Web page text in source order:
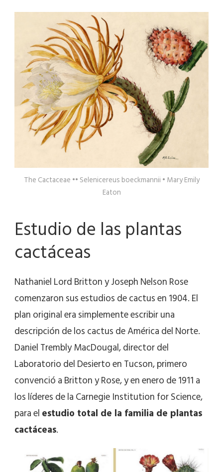
The Cactaceae •• Selenicereus boeckmannii • Mary Emily
Eaton
Estudio de las plantas
cactáceas
Nathaniel Lord Britton y Joseph Nelson Rose
comenzaron sus estudios de cactus en 1904. El
plan original era simplemente escribir una
descripción de los cactus de América del Norte.
Daniel Trembly MacDougal, director del
Laboratorio del Desierto en Tucson, primero
convenció a Britton y Rose, y en enero de 1911 a
los líderes de la Carnegie Institution for Science,
para elestudio total de la familia de plantas
cactáceas.